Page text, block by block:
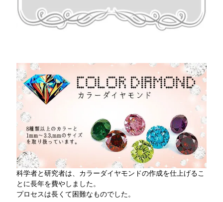
科学者と研究者は、カラーダイヤモンドの作成を仕上げるこ
とに長年を費やしました。
プロセスは長くて困難なものでした。